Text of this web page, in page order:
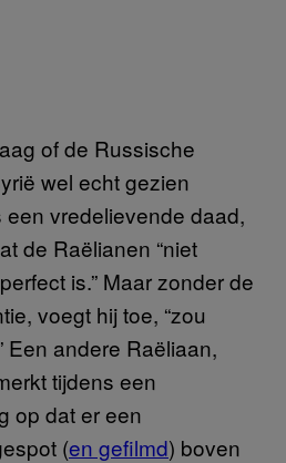
of de Russische
wel echt gezien
vredelievende daad,
de Raëlianen “niet
is.” Maar zonder de
voegt hij toe, “zou
Een andere Raëliaan,
tijdens een
op dat er een
(en gefilmd) boven